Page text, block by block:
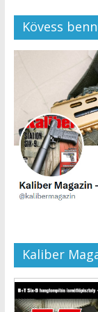
Kövess
Kaliber